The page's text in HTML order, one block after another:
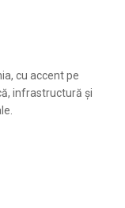
cu accent pe
infrastructură și